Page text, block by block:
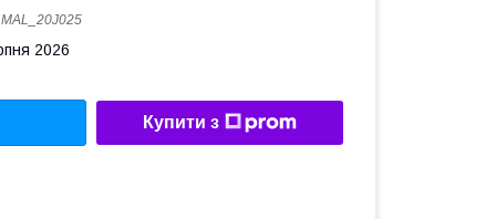
MAL_20J025
2026
Купити з